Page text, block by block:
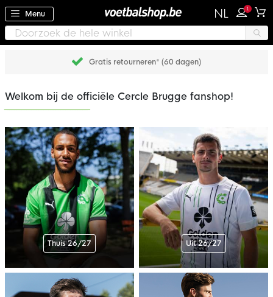
Menu NL 1
Gratis retourneren* (60 dagen)
Welkom bij de officiële Cercle Brugge fanshop!
Thuis 26/27 Uit 26/27